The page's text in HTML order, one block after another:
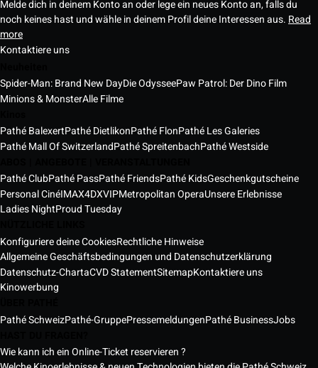
Melde dich in deinem Konto an oder lege ein neues Konto an, falls du
noch keines hast und wähle in deinem Profil deine Interessen aus. Read
more
Kontaktiere uns
Spider-Man: Brand New DayDie OdysseePaw Patrol: Der Dino Film
Minions & MonsterAlle Filme
Pathé BalexertPathé DietlikonPathé FlonPathé Les Galeries
Pathé Mall Of SwitzerlandPathé SpreitenbachPathé Westside
Pathé ClubPathé PassPathé FriendsPathé KidsGeschenkgutscheine
Personal CinéIMAX4DXVIPMetropolitan OperaUnsere Erlebnisse
Ladies NightProud Tuesday
Konfiguriere deine CookiesRechtliche Hinweise
Allgemeine Geschäftsbedingungen und Datenschutzerklärung
Datenschutz-ChartaCVD StatementSitemapKontaktiere uns
Kinowerbung
Pathé SchweizPathé-GruppePressemeldungenPathé BusinessJobs
Wie kann ich ein Online-Ticket reservieren ?